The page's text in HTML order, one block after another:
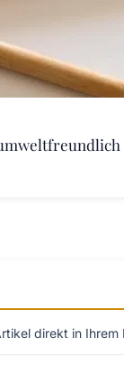
direkt in